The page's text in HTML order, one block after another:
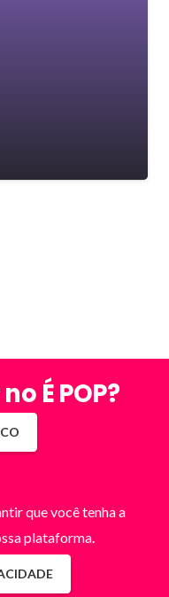
É POP?
que você tenha a
plataforma.